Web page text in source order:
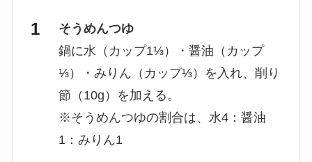
そうめんつゆ
鍋に水（カップ1⅓）・醤油（カップ
⅓）・みりん（カップ⅓）を入れ、削り
節（10g）を加える。
※そうめんつゆの割合は、水4：醤油
1：みりん1